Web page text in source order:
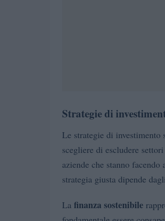
Strategie di
Le strategie di
scegliere di escludere
aziende che stanno
strategia giusta dipende
La finanza sostenibile